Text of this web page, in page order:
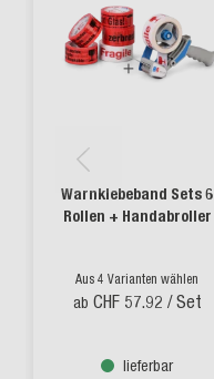
Warnklebeband Sets 6
Rollen + Handabroller
Aus 4 Varianten wählen
ab CHF 57.92 / Set
lieferbar